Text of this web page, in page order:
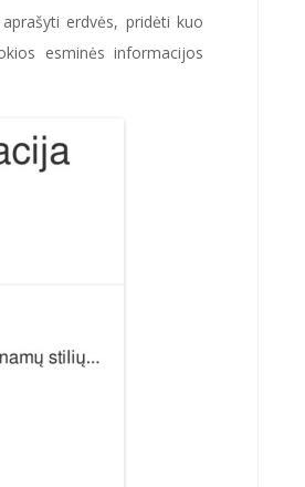
erdvės, pridėti kuo
esminės informacijos